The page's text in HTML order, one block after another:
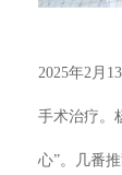
2025年2月 13
手术治疗。
心”。几番